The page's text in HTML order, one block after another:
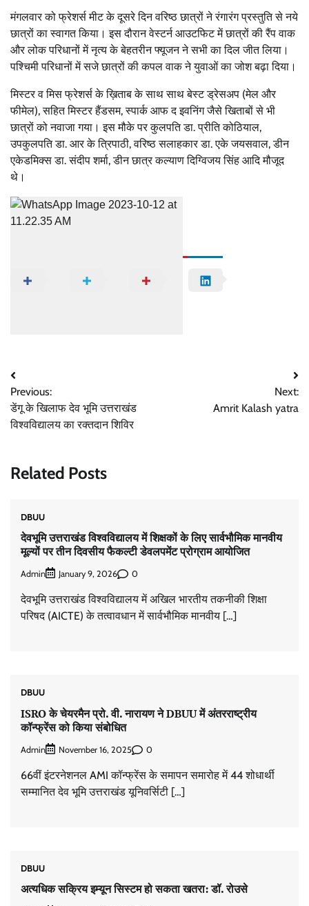
मंगलवार को फ्रेशर्स मीट के दूसरे दिन वरिष्ठ छात्रों ने रंगारंग प्रस्तुति से नये
छात्रों का स्वागत किया। इस दौरान वेस्टर्न आउटफिट में छात्रों की रैंप वाक
और लोक परिधानों में नृत्य के बेहतरीन फ्यूजन ने सभी का दिल जीत लिया।
पश्चिमी परिधानों में सजे छात्रों की कपल वाक ने युवाओं का जोश बढ़ा दिया।
मिस्टर व मिस फ्रेशर्स के ख़िताब के साथ साथ बेस्ट ड्रेसअप (मेल और
फीमेल), सहित मिस्टर हैंडसम, स्पार्क आफ द इवनिंग जैसे खिताबों से भी
छात्रों को नवाजा गया। इस मौके पर कुलपति डा. प्रीति कोठियाल,
उपकुलपति डा. आर के त्रिपाठी, वरिष्ठ सलाहकार डा. एके जयसवाल, डीन
एकेडमिक्स डा. संदीप शर्मा, डीन छात्र कल्याण दिग्विजय सिंह आदि मौजूद
थे।
Share
Post
navigation
Previous:
डेंगू के खिलाफ देव भूमि उत्तराखंड
विश्वविद्यालय का रक्तदान शिविर
Next:
Amrit Kalash yatra
Related Posts
DBUU
देवभूमि उत्तराखंड विश्वविद्यालय में शिक्षकों के लिए सार्वभौमिक मानवीय
मूल्यों पर तीन दिवसीय फैकल्टी डेवलपमेंट प्रोग्राम आयोजित
Admin January 9, 2026 0
देवभूमि उत्तराखंड विश्वविद्यालय में अखिल भारतीय तकनीकी शिक्षा
परिषद (AICTE) के तत्वावधान में सार्वभौमिक मानवीय […]
DBUU
ISRO के चेयरमैन प्रो. वी. नारायण ने DBUU में अंतरराष्ट्रीय
कॉन्फ्रेंस को किया संबोधित
Admin November 16, 2025 0
66वीं इंटरनेशनल AMI कॉन्फ्रेंस के समापन समारोह में 44 शोधार्थी
सम्मानित देव भूमि उत्तराखंड यूनिवर्सिटी […]
DBUU
अत्यधिक सक्रिय इम्यून सिस्टम हो सकता खतरा: डॉ. रोउसे